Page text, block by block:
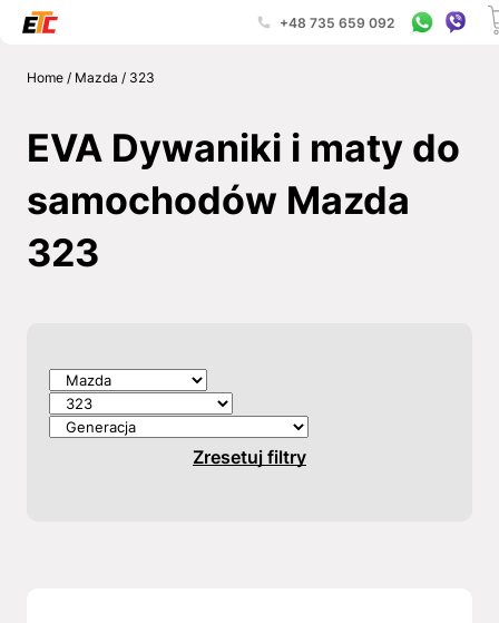
+48 735 659 092
Home/ Mazda / 323
EVA Dywaniki i maty do
samochodów Mazda
323
Zresetuj filtry